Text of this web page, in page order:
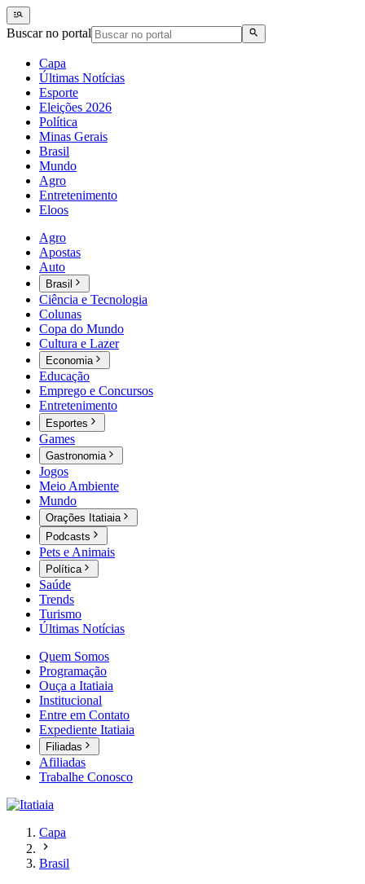
Buscar no portal
Capa
Últimas Notícias
Esporte
Eleições 2026
Política
Minas Gerais
Brasil
Mundo
Agro
Entretenimento
Eloos
Agro
Apostas
Auto
Brasil
Ciência e Tecnologia
Colunas
Copa do Mundo
Cultura e Lazer
Economia
Educação
Emprego e Concursos
Entretenimento
Esportes
Games
Gastronomia
Jogos
Meio Ambiente
Mundo
Orações Itatiaia
Podcasts
Pets e Animais
Política
Saúde
Trends
Turismo
Últimas Notícias
Quem Somos
Programação
Ouça a Itatiaia
Institucional
Entre em Contato
Expediente Itatiaia
Filiadas
Afiliadas
Trabalhe Conosco
Capa
Brasil